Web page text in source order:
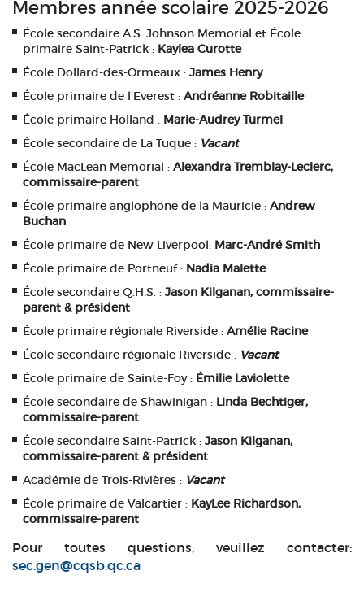
Membres année scolaire 2025-2026
École secondaire A.S. Johnson Memorial et École
primaire Saint-Patrick : Kaylea Curotte
École Dollard-des-Ormeaux : James Henry
École primaire de l'Everest : Andréanne Robitaille
École primaire Holland : Marie-Audrey Turmel
École secondaire de La Tuque : Vacant
École MacLean Memorial : Alexandra Tremblay-Leclerc,
commissaire-parent
École primaire anglophone de la Mauricie : Andrew
Buchan
École primaire de New Liverpool: Marc-AndréSmith
École primaire de Portneuf : Nadia Malette
École secondaire Q.H.S. : Jason Kilganan, commissaire-
parent & président
École primaire régionale Riverside : Amélie Racine
École secondaire régionale Riverside : Vacant
École primaire de Sainte-Foy : Émilie Laviolette
École secondaire de Shawinigan : Linda Bechtiger,
commissaire-parent
École secondaire Saint-Patrick : Jason Kilganan,
commissaire-parent & président
Académie de Trois-Rivières : Vacant
École primaire de Valcartier : KayLee Richardson,
commissaire-parent
Pour toutes questions, veuillez contacter:
sec.gen@cqsb.qc.ca